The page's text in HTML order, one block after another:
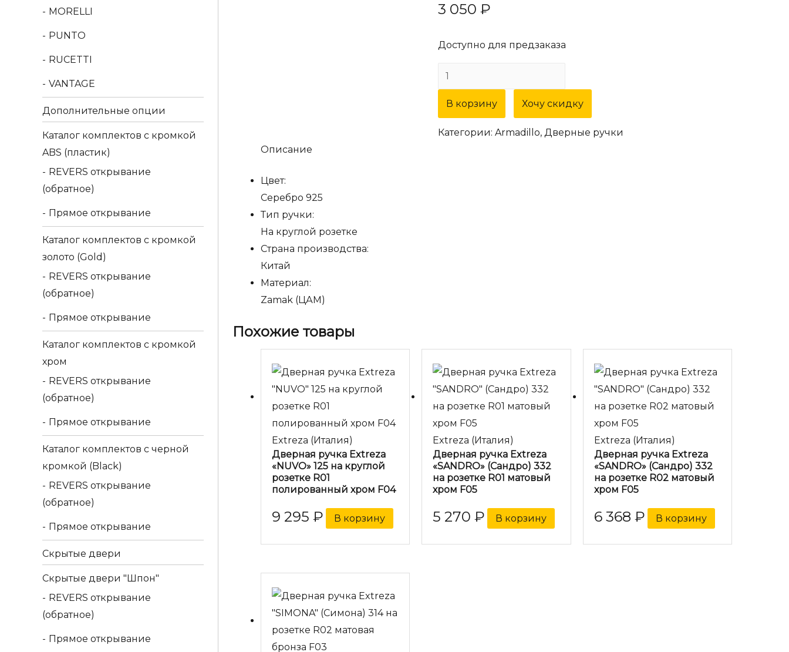
MORELLI
PUNTO
RUCETTI
VANTAGE
Дополнительные опции
Каталог комплектов c кромкой
ABS (пластик)
REVERS открывание
(обратное)
Прямое открывание
Каталог комплектов c кромкой
золото (Gold)
REVERS открывание
(обратное)
Прямое открывание
Каталог комплектов c кромкой
хром
REVERS открывание
(обратное)
Прямое открывание
Каталог комплектов c черной
кромкой (Black)
REVERS открывание
(обратное)
Прямое открывание
Скрытые двери
Скрытые двери "Шпон"
REVERS открывание
(обратное)
Прямое открывание
3 050 ₽
Доступно для предзаказа
Количество
товара
Дверная
ручка
ARMADILLO
В корзину Хочу скидку
Категории: Armadillo, Дверные ручки
Описание
Цвет:
Серебро 925
Тип ручки:
На круглой розетке
Страна производства:
Китай
Материал:
Zamak (ЦАМ)
Похожие товары
Extreza (Италия)
Дверная ручка Extreza
«NUVO» 125 на круглой
розетке R01
полированный хром F04
9 295 ₽ В корзину
Extreza (Италия)
Дверная ручка Extreza
«SANDRO» (Сандро) 332
на розетке R01 матовый
хром F05
5 270₽ В корзину
Extreza (Италия)
Дверная ручка Extreza
«SANDRO» (Сандро) 332
на розетке R02 матовый
хром F05
6 368 ₽ В корзину